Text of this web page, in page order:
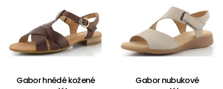
Gabor hnědé kožené
Gabor nubukové